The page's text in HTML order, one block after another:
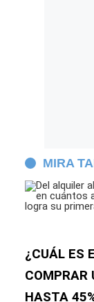
MIRA
¿CUÁL ES
COMPRAR
HASTA